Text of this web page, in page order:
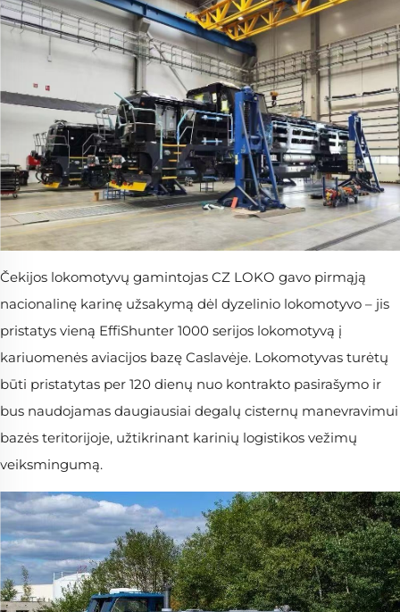
Čekijos lokomotyvų gamintojas CZ LOKO gavo pirmąją
nacionalinę karinę užsakymą dėl dyzelinio lokomotyvo – jis
pristatys vieną EffiShunter 1000 serijos lokomotyvą į
kariuomenės aviacijos bazę Caslavėje. Lokomotyvas turėtų
būti pristatytas per 120 dienų nuo kontrakto pasirašymo ir
bus naudojamas daugiausiai degalų cisternų manevravimui
bazės teritorijoje, užtikrinant karinių logistikos vežimų
veiksmingumą.